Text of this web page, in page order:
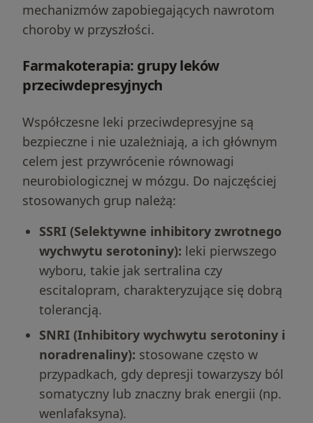
mechanizmów zapobiegających nawrotom
choroby w przyszłości.
Farmakoterapia: grupy leków
przeciwdepresyjnych
Współczesne leki przeciwdepresyjne są
bezpieczne i nie uzależniają, a ich głównym
celem jest przywrócenie równowagi
neurobiologicznej w mózgu. Do najczęściej
stosowanych grup należą:
SSRI (Selektywne inhibitory zwrotnego
wychwytu serotoniny): leki pierwszego
wyboru, takie jak sertralina czy
escitalopram, charakteryzujące się dobrą
tolerancją.
SNRI (Inhibitory wychwytu serotoniny i
noradrenaliny): stosowane często w
przypadkach, gdy depresji towarzyszy ból
somatyczny lub znaczny brak energii (np.
wenlafaksyna).